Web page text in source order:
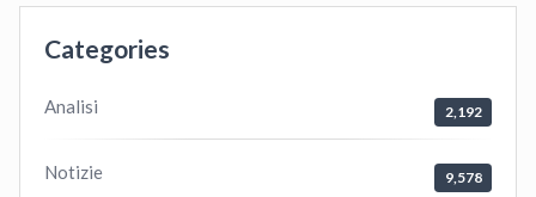
Categories
Analisi 2,192
Notizie 9,578